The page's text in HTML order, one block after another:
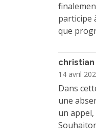
participe
que
14 avril
Dans
une
un